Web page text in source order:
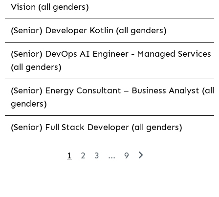
Vision (all genders)
(Senior) Developer Kotlin (all genders)
(Senior) DevOps AI Engineer - Managed Services
(all genders)
(Senior) Energy Consultant – Business Analyst (all
genders)
(Senior) Full Stack Developer (all genders)
1 2 3 ... 9